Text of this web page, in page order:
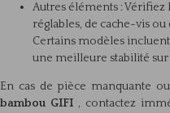
Autres éléments : Vérifiez
réglables, de cache-vis ou
Certains modèles
une meilleure stabilité
En cas de pièce manquante
bambou GIFI , contactez